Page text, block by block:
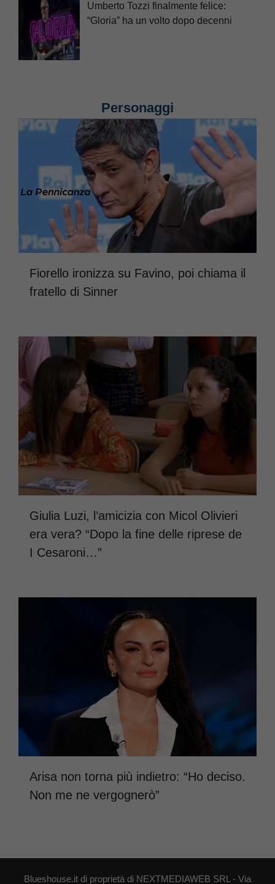
Umberto Tozzi finalmente felice:
“Gloria” ha un volto dopo decenni
Personaggi
Fiorello ironizza su Favino, poi chiama il
fratello di Sinner
Giulia Luzi, l’amicizia con Micol Olivieri
era vera? “Dopo la fine delle riprese de
I Cesaroni…”
Arisa non torna più indietro: “Ho deciso.
Non me ne vergognerò”
Blueshouse.it di proprietà di NEXTMEDIAWEB SRL - Via